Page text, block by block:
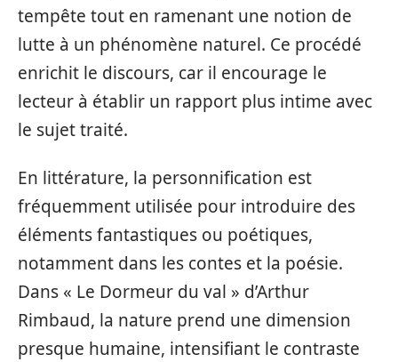
tempête tout en ramenant une notion de
lutte à un phénomène naturel. Ce procédé
enrichit le discours, car il encourage le
lecteur à établir un rapport plus intime avec
le sujet traité.
En littérature, la personnification est
fréquemment utilisée pour introduire des
éléments fantastiques ou poétiques,
notamment dans les contes et la poésie.
Dans « Le Dormeur du val » d’Arthur
Rimbaud, la nature prend une dimension
presque humaine, intensifiant le contraste